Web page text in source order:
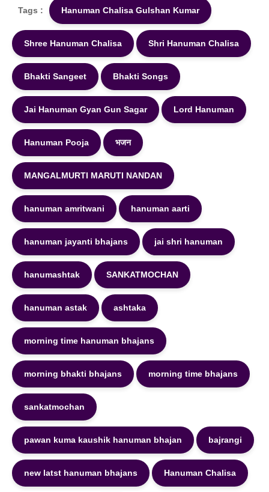
Tags : Hanuman Chalisa Gulshan Kumar
Shree Hanuman Chalisa Shri Hanuman Chalisa
Bhakti Sangeet Bhakti Songs
Jai Hanuman Gyan Gun Sagar Lord Hanuman
Hanuman Pooja भजन
MANGALMURTI MARUTI NANDAN
hanuman amritwani hanuman aarti
hanuman jayanti bhajans jai shri hanuman
hanumashtak SANKATMOCHAN
hanuman astak ashtaka
morning time hanuman bhajans
morning bhakti bhajans morning time bhajans
sankatmochan
pawan kuma kaushik hanuman bhajan bajrangi
new latst hanuman bhajans Hanuman Chalisa